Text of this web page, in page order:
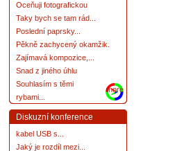
Oceňuji fotografickou
Taky bych se tam rád...
Poslední paprsky...
Pěkně zachycený okamžik.
Zajímavá kompozice,...
Snad z jiného úhlu
Souhlasím s těmi
rybami...
more
Diskuzní konference
kabel USB s...
Jaký je rozdíl mezi...